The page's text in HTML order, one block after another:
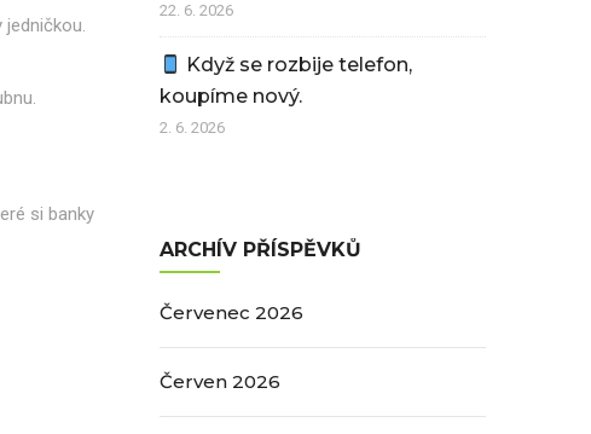
jedničkou.
si banky
22. 6. 2026
Když se rozbije telefon,
koupíme nový.
2. 6. 2026
ARCHÍV PŘÍSPĚVKŮ
Červenec 2026
Červen 2026